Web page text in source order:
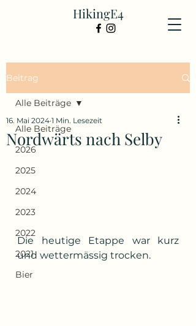
HikingE4
Beitrag
Alle Beiträge
2026
2025
2024
2023
2022
2021
Bier
Alle Beiträge
Nordwärts nach Selby
16. Mai 2024 1 Min. Lesezeit
Die heutige Etappe war kurz
und wettermässig trocken.